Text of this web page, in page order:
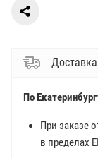
Доставка
По
При заказе
в пределах